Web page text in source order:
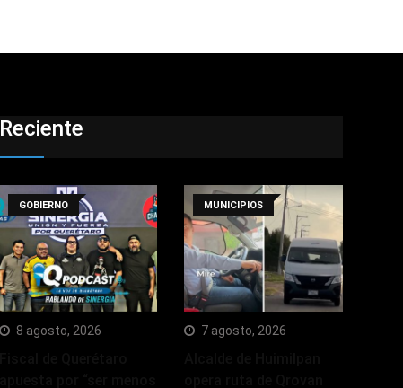
Reciente
GOBIERNO
8 agosto, 2026
MUNICIPIOS
7 agosto, 2026